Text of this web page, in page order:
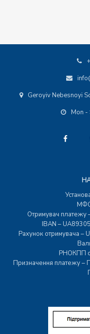
Geroyiv Nebesnoyi
Mon -
Отримувач
IBAN –
Рахунок отримувача
РНОКПП
Призначення платежу